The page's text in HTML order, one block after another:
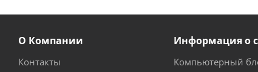
О Компании
Контакты
Информация о
Компьютерный